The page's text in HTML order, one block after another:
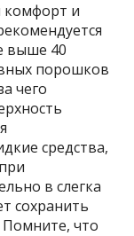
комфорт и
выше 40
порошков
чего
средства,
в слегка
сохранить
Помните, что